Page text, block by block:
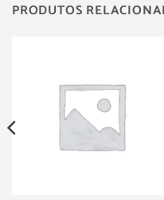
PRODUTOS